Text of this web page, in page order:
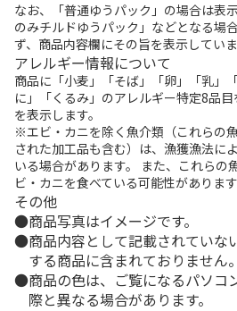
なお、「普通ゆうパック」の場合は表
のみチルドゆうパック」などとなる場
ず、商品内容欄にその旨を表示していま
アレルギー情報について
商品に「小麦」「そば」「卵」「乳」
に」「くるみ」のアレルギー特定8品
を表示します。
※エビ・カニを除く魚介類（これらの
された加工品も含む）は、漁獲漁法に
いる場合があります。 また、これらの
ビ・カニを食べている可能性があります
その他
商品写真はイメージです。
商品内容として記載されていな
する商品に含まれておりません。
商品の色は、ご覧になるパソコ
際と異なる場合があります。